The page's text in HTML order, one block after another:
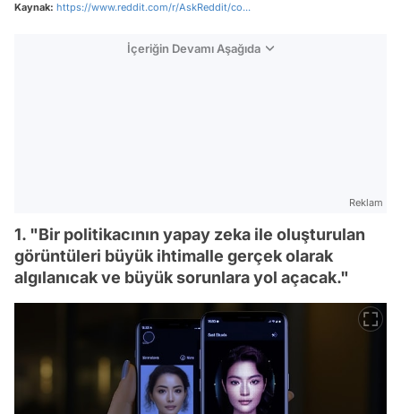
Kaynak: https://www.reddit.com/r/AskReddit/co...
İçeriğin Devamı Aşağıda
Reklam
1. "Bir politikacının yapay zeka ile oluşturulan
görüntüleri büyük ihtimalle gerçek olarak
algılanıcak ve büyük sorunlara yol açacak."